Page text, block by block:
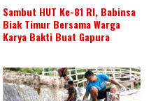
Sambut HUT Ke-81 RI, Babinsa
Biak Timur Bersama Warga
Karya Bakti Buat Gapura